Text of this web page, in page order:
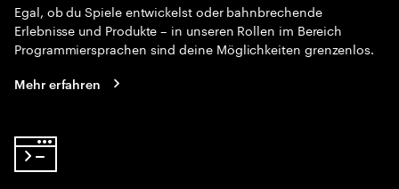
Egal, ob du Spiele entwickelst oder bahnbrechende
Erlebnisse und Produkte – in unseren Rollen im Bereich
Programmiersprachen sind deine Möglichkeiten grenzenlos.
Mehr erfahren